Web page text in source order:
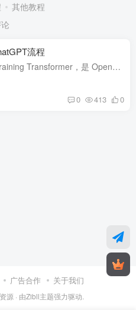
其他教程
流程
ChatGPT，即 Generative Pre-training Transformer，是 OpenAI 开发的一项革命性的人工智能 ( AI ) 技术，允许聊天机器人以前所未有的准确性和流畅性理解生成类似人类的自然语言，是有史以来最...
0 413 0
广告合作 关于我们
源 · 由Zibll主题强力驱动.